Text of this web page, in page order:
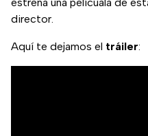
director.
Aquí te dejamos el tráiler: